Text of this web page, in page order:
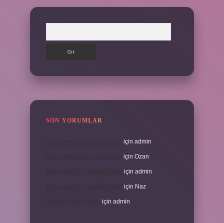
SON YORUMLAR
için admin
için Ozan
için admin
için Naz
için admin